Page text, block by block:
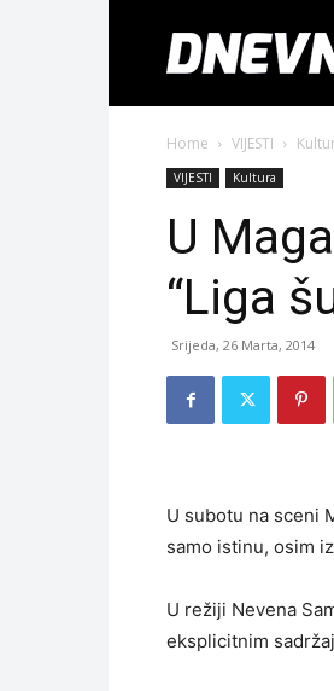
Home VIJESTI
VIJESTI Kultura
U
“Liga
Srijeda, 26 Marta, 2014
U subotu na sceni
samo istinu, osim
U režiji Nevena
eksplicitnim